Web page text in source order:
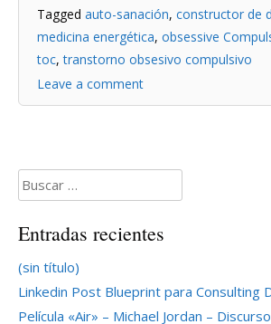
Tagged auto-sanación, constructor de
medicina energética, obsessive
toc,transtorno obsesivo compulsivo
Leave a comment
Buscar:
Entradas recientes
(sin título)
Linkedin Post Blueprint para Consulting
Película «Air» – Michael Jordan –